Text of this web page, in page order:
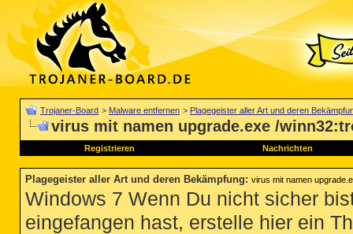
Trojaner-Board > Malware entfernen > Plagegeister aller Art und deren
virus mit namen upgrade.exe /
Registrieren Nachrichten
Plagegeister aller Art und deren Bekämpfung: virus mit namen
Windows 7 Wenn Du nicht sicher
eingefangen hast, erstelle hier ein